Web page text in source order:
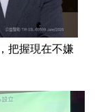
把握現在不嫌